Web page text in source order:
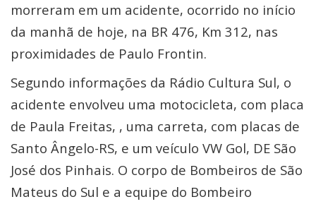
morreram em um acidente, ocorrido no início
da manhã de hoje, na BR 476, Km 312, nas
proximidades de Paulo Frontin.
Segundo informações da Rádio Cultura Sul, o
acidente envolveu uma motocicleta, com placa
de Paula Freitas, , uma carreta, com placas de
Santo Ângelo-RS, e um veículo VW Gol, DE São
José dos Pinhais. O corpo de Bombeiros de São
Mateus do Sul e a equipe do Bombeiro